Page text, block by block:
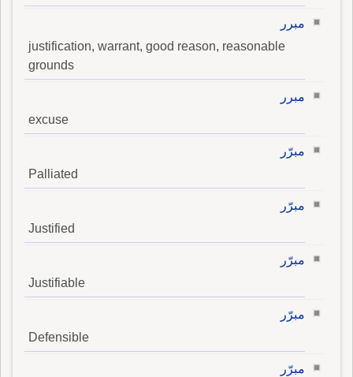
مبرر
justification, warrant, good reason, reasonable
grounds
مبرر
excuse
مبرّر
Palliated
مبرّر
Justified
مبرّر
Justifiable
مبرّر
Defensible
مبرّر